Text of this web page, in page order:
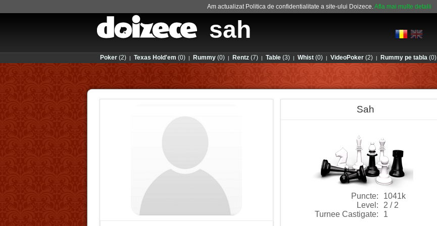
Am actualizat Politica de confidentialitate a site-ului Doizece.Afla mai multe detalii
sah
Poker (2) | Texas Hold'em (0) | Rummy (0) | Rentz (7) | Table (3) | Whist (0) | VideoPoker (2) | Rummy pe tabla (0)
Sah
Puncte:
1041k
Level:
2 / 2
Turnee Castigate:
1